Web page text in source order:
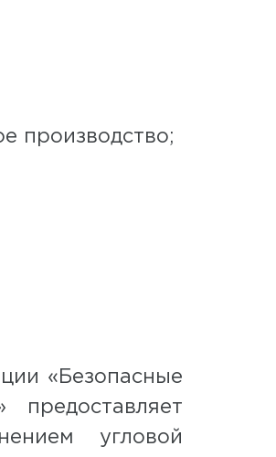
производство;
«Безопасные
угловой